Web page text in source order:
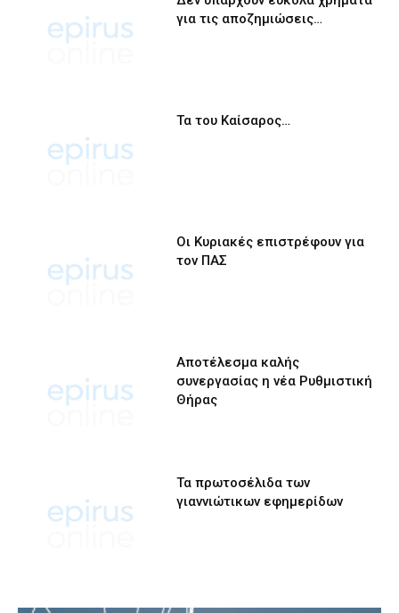
για τις αποζημιώσεις…
Τα του Καίσαρος…
Οι Κυριακές επιστρέφουν για
τον ΠΑΣ
Αποτέλεσμα καλής
συνεργασίας η νέα Ρυθμιστική
Θήρας
Τα πρωτοσέλιδα των
γιαννιώτικων εφημερίδων